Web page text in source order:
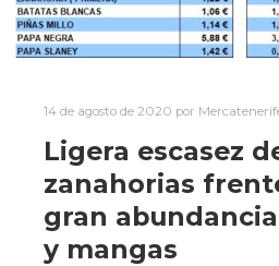
14 de agosto de 2020 por
Ligera escasez
zanahorias
gran
y mangas